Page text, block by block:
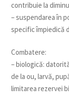
contribuie la
– suspendarea în
specific împiedică
Combatere:
– biologică:
de la ou, larvă,
limitarea rezervei